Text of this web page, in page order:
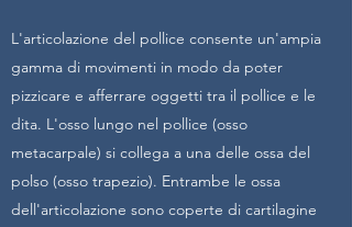
L'articolazione del pollice consente un'ampia
gamma di movimenti in modo da poter
pizzicare e afferrare oggetti tra il pollice e le
dita. L'osso lungo nel pollice (osso
metacarpale) si collega a una delle ossa del
polso (osso trapezio). Entrambe le ossa
dell'articolazione sono coperte di cartilagine